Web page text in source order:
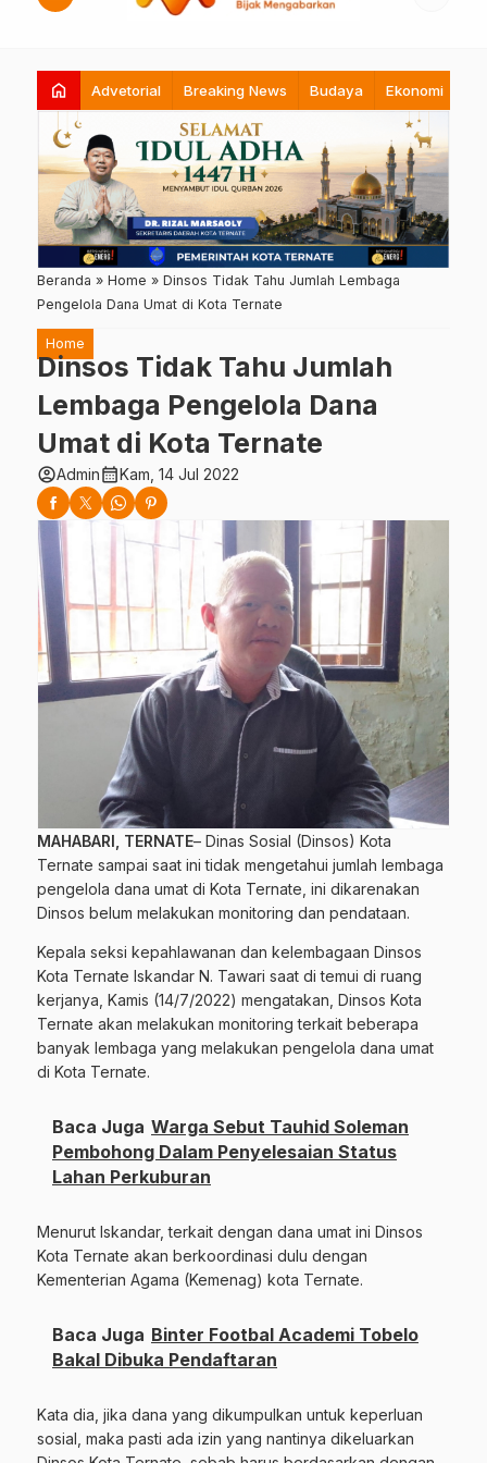
home Advetorial Breaking News Budaya Ekonomi
Beranda » Home » Dinsos Tidak Tahu Jumlah Lembaga
Pengelola Dana Umat di Kota Ternate
Home
Dinsos Tidak Tahu Jumlah
Lembaga Pengelola Dana
Umat di Kota Ternate
account_circleAdmincalendar_monthKam, 14 Jul 2022
MAHABARI, TERNATE– Dinas Sosial (Dinsos) Kota
Ternate sampai saat ini tidak mengetahui jumlah lembaga
pengelola dana umat di Kota Ternate, ini dikarenakan
Dinsos belum melakukan monitoring dan pendataan.
Kepala seksi kepahlawanan dan kelembagaan Dinsos
Kota Ternate Iskandar N. Tawari saat di temui di ruang
kerjanya, Kamis (14/7/2022) mengatakan, Dinsos Kota
Ternate akan melakukan monitoring terkait beberapa
banyak lembaga yang melakukan pengelola dana umat
di Kota Ternate.
Baca Juga Warga Sebut Tauhid Soleman
Pembohong Dalam Penyelesaian Status
Lahan Perkuburan
Menurut Iskandar, terkait dengan dana umat ini Dinsos
Kota Ternate akan berkoordinasi dulu dengan
Kementerian Agama (Kemenag) kota Ternate.
Baca Juga Binter Footbal Academi Tobelo
Bakal Dibuka Pendaftaran
Kata dia, jika dana yang dikumpulkan untuk keperluan
sosial, maka pasti ada izin yang nantinya dikeluarkan